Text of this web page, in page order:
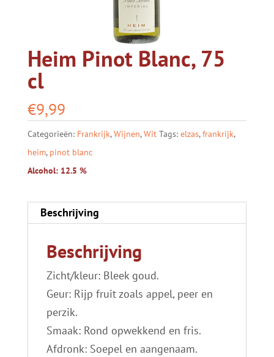
Heim Pinot Blanc, 75
cl
€9,99
Categorieën: Frankrijk,Wijnen,Wit Tags: elzas,frankrijk,
heim, pinot blanc
Alcohol: 12.5 %
Beschrijving
Beschrijving
Zicht/kleur: Bleek goud.
Geur: Rijp fruit zoals appel, peer en
perzik.
Smaak: Rond opwekkend en fris.
Afdronk: Soepel en aangenaam.